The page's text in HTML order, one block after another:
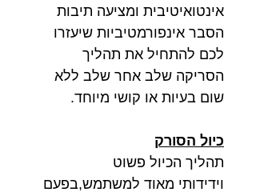
אינטואיטיבית ומציעה תיבות
הסבר אינפורמטיביות שיעזרו
לכם להתחיל את תהליך
הסריקה שלב אחר שלב ללא
שום בעיות או קושי מיוחד.
כיול הסורק
תהליך הכיול פשוט
וידידותי מאוד למשתמש,בפעם